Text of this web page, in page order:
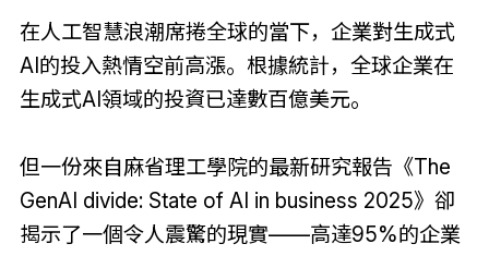
在人工智慧浪潮席捲全球的當下，企業對生成式
AI的投入熱情空前高漲。根據統計，全球企業在
生成式AI領域的投資已達數百億美元。
但一份來自麻省理工學院的最新研究報告《The
GenAI divide: State of AI in business 2025》卻
揭示了一個令人震驚的現實——高達95%的企業